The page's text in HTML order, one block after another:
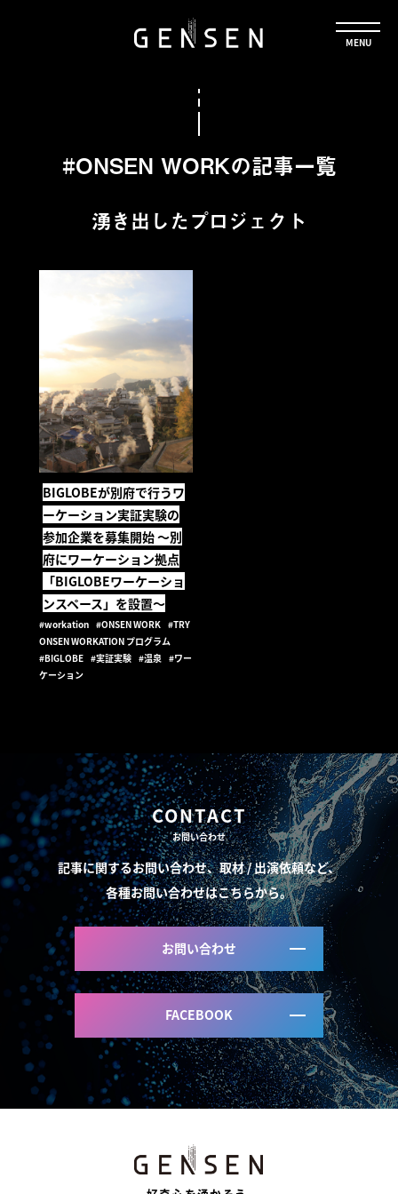
#ONSEN WORKの記事一覧
湧き出したプロジェクト
BIGLOBEが別府で行うワ
ーケーション実証実験の
参加企業を募集開始 ～別
府にワーケーション拠点
「BIGLOBEワーケーショ
ンスペース」を設置～
#workation #ONSEN WORK #TRY
ONSEN WORKATION プログラム
#BIGLOBE #実証実験 #温泉 #ワー
ケーション
CONTACT
お問い合わせ
記事に関するお問い合わせ、取材 / 出演依頼など、
各種お問い合わせはこちらから。
お問い合わせ
FACEBOOK